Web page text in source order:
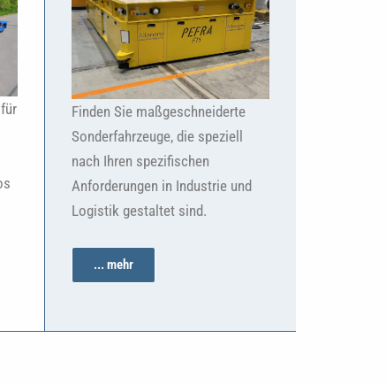
Finden Sie maßgeschneiderte
Sonderfahrzeuge, die speziell
nach Ihren spezifischen
Anforderungen in Industrie und
Logistik gestaltet sind.
... mehr